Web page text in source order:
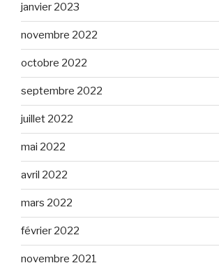
janvier 2023
novembre 2022
octobre 2022
septembre 2022
juillet 2022
mai 2022
avril 2022
mars 2022
février 2022
novembre 2021